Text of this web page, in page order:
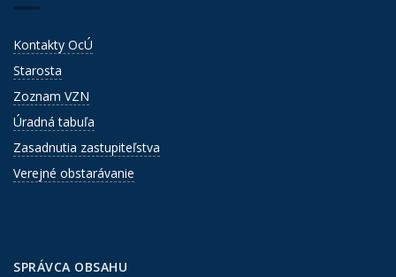
Kontakty OcÚ
Starosta
Zoznam VZN
Úradná tabuľa
Zasadnutia zastupiteľstva
Verejné obstarávanie
SPRÁVCA OBSAHU